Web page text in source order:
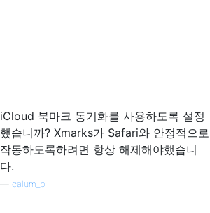
iCloud 북마크 동기화를 사용하도록 설정
했습니까? Xmarks가 Safari와 안정적으로
작동하도록하려면 항상 해제해야했습니
다.
calum_b